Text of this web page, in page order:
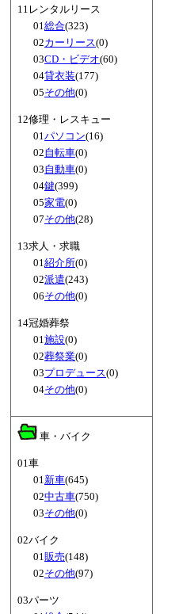
11レンタルリース
01総合(323)
02カーリース(0)
03CD・ビデオ(60)
04貸衣装(177)
05その他(0)
12修理・レスキュー
01パソコン(16)
02自転車(0)
03自動車(0)
04鍵(399)
05家電(0)
07その他(28)
13求人・求職
01紹介所(0)
02派遣(243)
06その他(0)
14冠婚葬祭
01施設(0)
02葬祭業(0)
03プロデュース(0)
04その他(0)
車・バイク
01車
01新車(645)
02中古車(750)
03その他(0)
02バイク
01販売(148)
02その他(97)
03パーツ